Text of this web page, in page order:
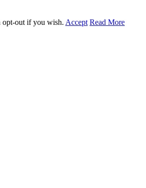
opt-out if you wish. Accept Read More